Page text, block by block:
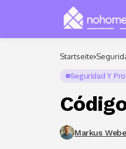
Startseite
Seguridad Y
Markus